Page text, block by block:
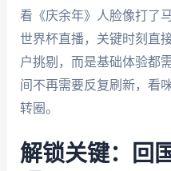
看《庆余年》人脸像打了
世界杯直播，关键时刻直
户挑剔，而是基础体验都
间不再需要反复刷新，看
转圈。
解锁关键：回